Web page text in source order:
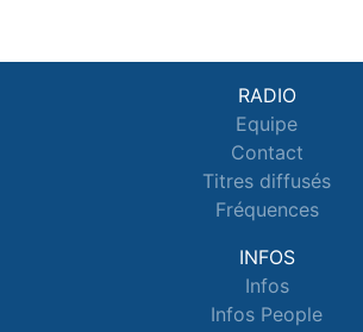
RADIO
Equipe
Contact
Titres diffusés
Fréquences
INFOS
Infos
Infos People